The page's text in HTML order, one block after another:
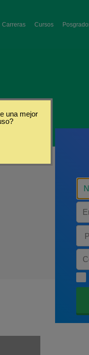
Carreras Cursos
una mejor